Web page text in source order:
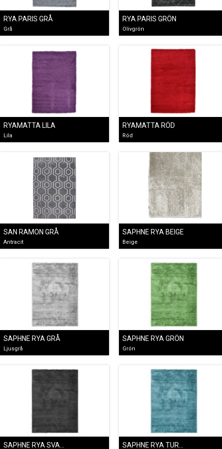
RYA PARIS GRÅ
Grå
RYA PARIS GRÖN
Olivgrön
RYAMATTA LILA
Lila
RYAMATTA RÖD
Röd
SAN RAMON GRÅ
Antracit
SAPHNE RYA BEIGE
Beige
SAPHNE RYA GRÅ
Ljusgrå
SAPHNE RYA GRÖN
Grön